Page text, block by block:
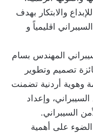
والابتكار بهدف
اقليمياً و
المهندس بسام
تصميم وتطوير
وهوية أردنية تضمنت
وإعداد
السيبراني.
على أهمية